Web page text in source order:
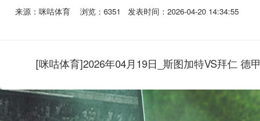
来源：咪咕体育 浏览： 6351 发表时间：2026-04-20 14:34:55
[咪咕体育]2026年04月19日_斯图加特VS拜仁 德